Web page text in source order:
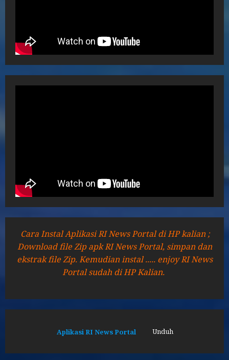
Cara Instal Aplikasi RI News Portal di HP kalian ;
Download file Zip apk RI News Portal, simpan dan
ekstrak file Zip. Kemudian instal ..... enjoy RI News
Portal sudah di HP Kalian.
Aplikasi RI News Portal Unduh